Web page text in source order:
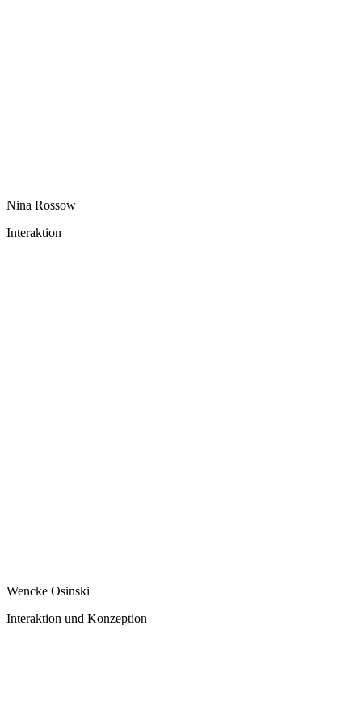
Nina Rossow
Interaktion
Wencke Osinski
Interaktion und Konzeption